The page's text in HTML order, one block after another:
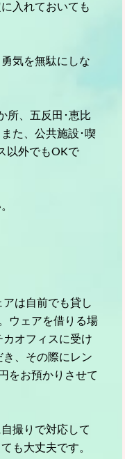
入れておいても
気を無駄にしな
所、五反田･恵比
た、公共施設･喫
以外でもOKで
は自前でも貸し
ウェアを借りる場
オフィスに受け
、その際にレン
をお預かりさせて
撮り で対応して
も大丈夫です。